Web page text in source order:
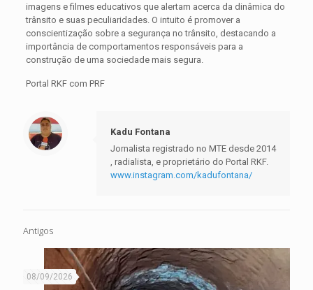
imagens e filmes educativos que alertam acerca da dinâmica do
trânsito e suas peculiaridades. O intuito é promover a
conscientização sobre a segurança no trânsito, destacando a
importância de comportamentos responsáveis para a
construção de uma sociedade mais segura.
Portal RKF com PRF
Kadu Fontana
Jornalista registrado no MTE desde 2014
, radialista, e proprietário do Portal RKF.
www.instagram.com/kadufontana/
Antigos
08/09/2026